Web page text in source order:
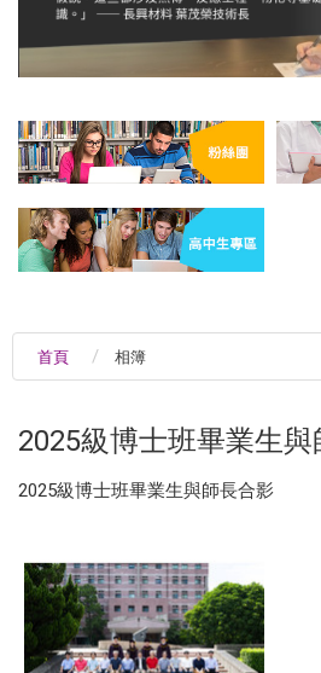
首頁 相簿
2025級博士班畢業生與
2025級博士班畢業生與師長合影